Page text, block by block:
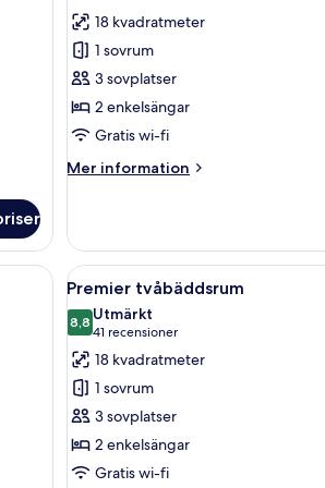
Without
Transit
Area
för
Tvåbäddsrum
(Hollywood)
18 kvadratmeter
1 sovrum
3 sovplatser
2 enkelsängar
Gratis wi-fi
Mer information
Mer
(Hollywood)
en stor säng, ett skrivbord, en stol, en tv, ett
Öppna
alla
foton
för
Premier
tvåbäddsrum
Ett
7
Premier tvåbäddsrum
8,88,8 av 10
Utmärkt
41 recensioner
(41 recensioner)
18 kvadratmeter
1 sovrum
3 sovplatser
2 enkelsängar
Gratis wi-fi